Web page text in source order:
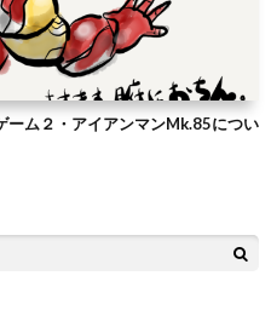
ーム２・アイアンマンMk.85につい